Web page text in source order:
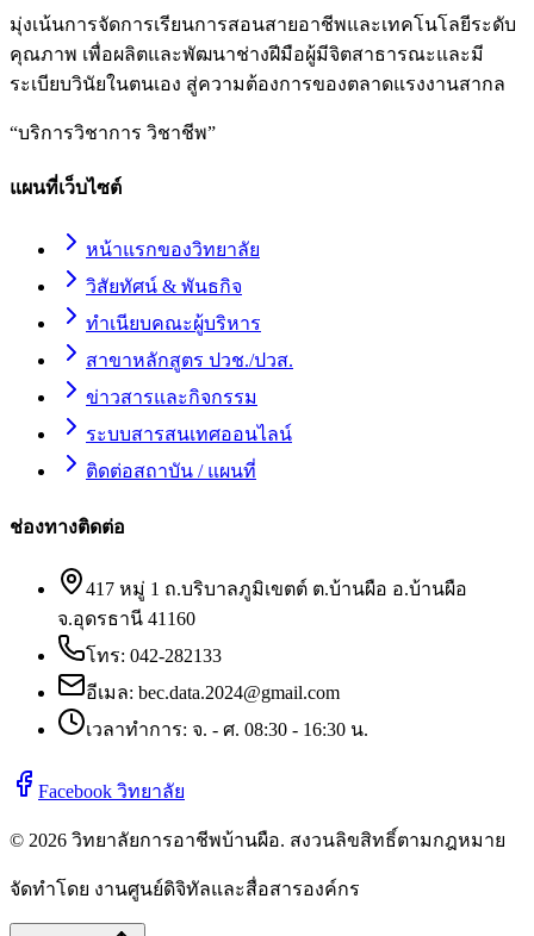
มุ่งเน้นการจัดการเรียนการสอนสายอาชีพและเทคโนโลยีระดับ
คุณภาพ เพื่อผลิตและพัฒนาช่างฝีมือผู้มีจิตสาธารณะและมี
ระเบียบวินัยในตนเอง สู่ความต้องการของตลาดแรงงานสากล
“บริการวิชาการ วิชาชีพ”
แผนที่เว็บไซต์
หน้าแรกของวิทยาลัย
วิสัยทัศน์ & พันธกิจ
ทำเนียบคณะผู้บริหาร
สาขาหลักสูตร ปวช./ปวส.
ข่าวสารและกิจกรรม
ระบบสารสนเทศออนไลน์
ติดต่อสถาบัน / แผนที่
ช่องทางติดต่อ
417 หมู่ 1 ถ.บริบาลภูมิเขตต์ ต.บ้านผือ อ.บ้านผือ
จ.อุดรธานี 41160
โทร: 042-282133
อีเมล: bec.data.2024@gmail.com
เวลาทำการ: จ. - ศ. 08:30 - 16:30 น.
Facebook วิทยาลัย
© 2026 วิทยาลัยการอาชีพบ้านผือ. สงวนลิขสิทธิ์ตามกฎหมาย
จัดทำโดย งานศูนย์ดิจิทัลและสื่อสารองค์กร